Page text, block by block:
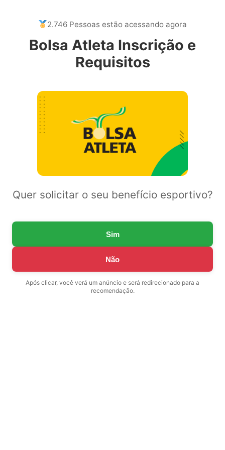
2.746 Pessoas estão acessando agora
Bolsa Atleta Inscrição e
Requisitos
Quer solicitar o seu benefício esportivo?
Sim
Não
Após clicar, você verá um anúncio e será redirecionado para a
recomendação.